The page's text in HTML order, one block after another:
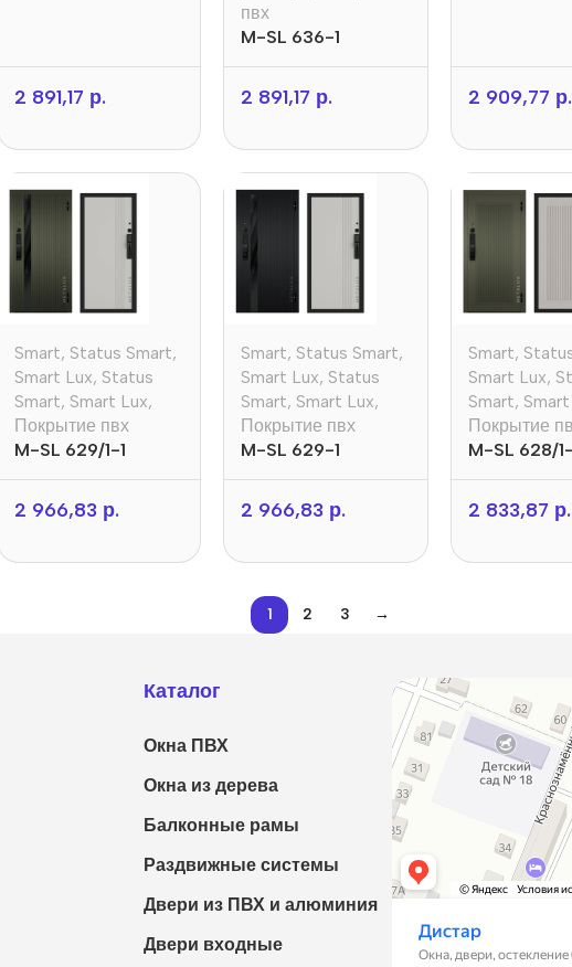
2 891,17 р.
пвх
M-SL 636-1
2 891,17 р. 2 909,77 р.
Smart, Status Smart,
Smart Lux, Status
Smart, Smart Lux,
Покрытие пвх
M-SL 629/1-1
2 966,83 р.
Smart, Status Smart,
Smart Lux, Status
Smart, Smart Lux,
Покрытие пвх
M-SL 629-1
2 966,83 р.
Smart,
Smart Lux,
Smart,
Покрытие
M-SL 628/1-
2 833,87 р.
1 2 3 →
Каталог
Окна ПВХ
Окна из дерева
Балконные рамы
Раздвижные системы
Двери из ПВХ и алюминия
Двери входные
Дистар
Окна в Борисове
Двери в Борисове